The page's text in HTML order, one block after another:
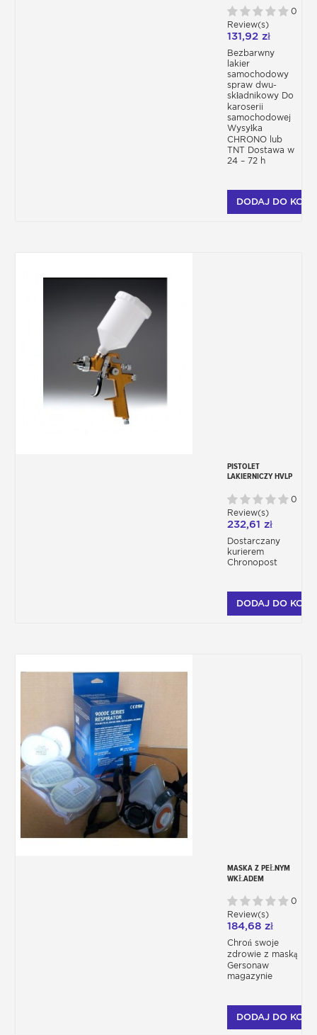
AEROZOLU UHS
290ML 2C
0
Review(s)
131,92 zł
Bezbarwny
lakier
samochodowy
spraw dwu-
składnikowy Do
karoserii
samochodowej
Wysyłka
CHRONO lub
TNT Dostawa w
24 – 72 h
DODAJ DO
PISTOLET
LAKIERNICZY HVLP
0
Review(s)
232,61 zł
Dostarczany
kurierem
Chronopost
DODAJ DO
MASKA Z PEŁNYM
WKŁADEM
UŻYTKU
0
Review(s)
184,68 zł
Chroń swoje
zdrowie z maską
Gersonaw
magazynie
DODAJ DO